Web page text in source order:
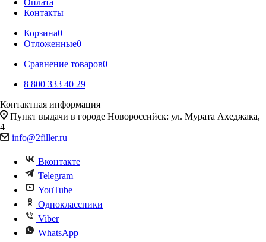
Оплата
Контакты
Корзина0
Отложенные0
Сравнение товаров0
8 800 333 40 29
Контактная информация
Пункт выдачи в городе Новороссийск: ул. Мурата Ахеджака,
4
info@2filler.ru
Вконтакте
Telegram
YouTube
Одноклассники
Viber
WhatsApp